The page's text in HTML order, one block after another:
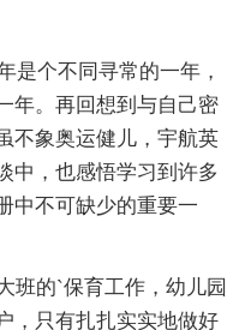
个不同寻常的一年，
年。再回想到与自己密
不象奥运健儿，宇航英
中，也感悟学习到许多
中不可缺少的重要一
的`保育工作，幼儿园
，只有扎扎实实地做好